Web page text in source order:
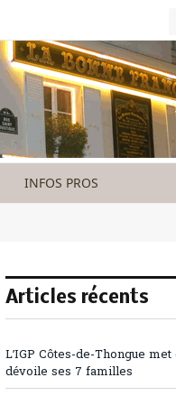
INFOS PROS
Articles récents
L’IGP Côtes-de-Thongue
dévoile ses 7 familles